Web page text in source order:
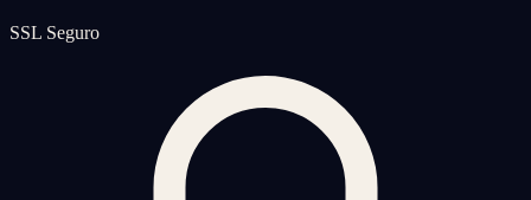
SSL Seguro